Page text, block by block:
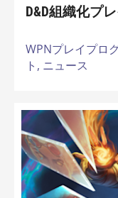
D&D組織化プ
WPNプレイプロ
ト, ニュース